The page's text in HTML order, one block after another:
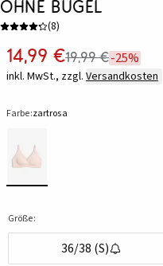
ohne Bügel
(8)
14,99 €19,99 €-25%
inkl. MwSt., zzgl. Versandkosten
Farbe:zartrosa
Größe:
36/38 (S)